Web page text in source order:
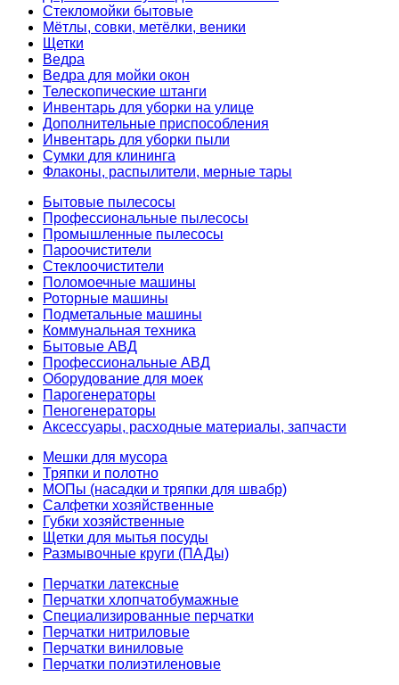
Стекломойки бытовые
Мётлы, совки, метёлки, веники
Щетки
Ведра
Ведра для мойки окон
Телескопические штанги
Инвентарь для уборки на улице
Дополнительные приспособления
Инвентарь для уборки пыли
Сумки для клининга
Флаконы, распылители, мерные тары
Бытовые пылесосы
Профессиональные пылесосы
Промышленные пылесосы
Пароочистители
Стеклоочистители
Поломоечные машины
Роторные машины
Подметальные машины
Коммунальная техника
Бытовые АВД
Профессиональные АВД
Оборудование для моек
Парогенераторы
Пеногенераторы
Аксессуары, расходные материалы, запчасти
Мешки для мусора
Тряпки и полотно
МОПы (насадки и тряпки для швабр)
Салфетки хозяйственные
Губки хозяйственные
Щетки для мытья посуды
Размывочные круги (ПАДы)
Перчатки латексные
Перчатки хлопчатобумажные
Специализированные перчатки
Перчатки нитриловые
Перчатки виниловые
Перчатки полиэтиленовые